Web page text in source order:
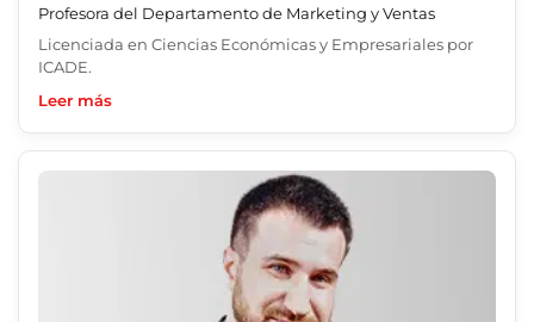
Profesora del Departamento de Marketing y Ventas
Licenciada en Ciencias Económicas y Empresariales por
ICADE.
Leer más